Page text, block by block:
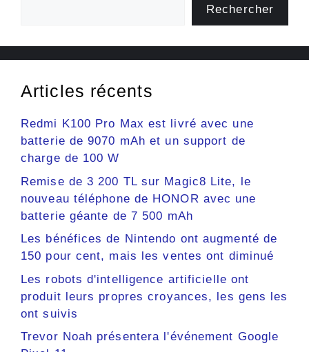
Rechercher
Articles récents
Redmi K100 Pro Max est livré avec une
batterie de 9070 mAh et un support de
charge de 100 W
Remise de 3 200 TL sur Magic8 Lite, le
nouveau téléphone de HONOR avec une
batterie géante de 7 500 mAh
Les bénéfices de Nintendo ont augmenté de
150 pour cent, mais les ventes ont diminué
Les robots d'intelligence artificielle ont
produit leurs propres croyances, les gens les
ont suivis
Trevor Noah présentera l'événement Google